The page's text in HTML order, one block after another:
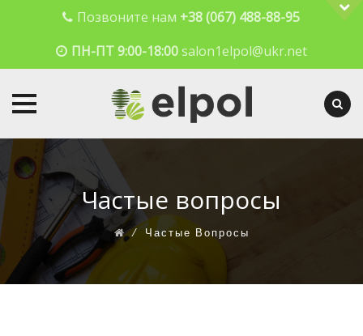
Позвоните нам +38 (067) 488-88-95
ПН-ПТ 9:00-18:00 salon1elpol@ukr.net
Частые вопросы
⁄Частые Вопросы